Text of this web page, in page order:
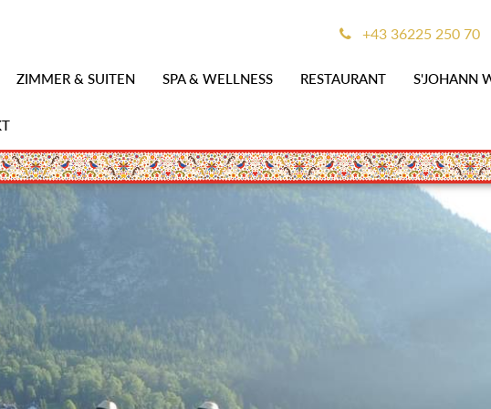
ZIMMER & SUITEN SPA & WELLNESS RESTAURANT S'JOHANN
+43 36225 250 70